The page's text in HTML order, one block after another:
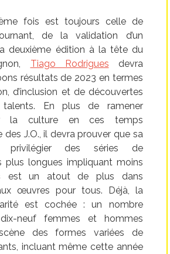
fois est toujours celle de
de la validation d’un
deuxième édition à la tête du
Tiago Rodrigues devra
résultats de 2023 en termes
d’inclusion et de découvertes
En plus de ramener
la culture en ces temps
des J.O., il devra prouver que sa
privilégier des séries de
plus longues impliquant moins
est un atout de plus dans
œuvres pour tous. Déjà, la
est cochée : un nombre
neuf femmes et hommes
des formes variées de
incluant même cette année